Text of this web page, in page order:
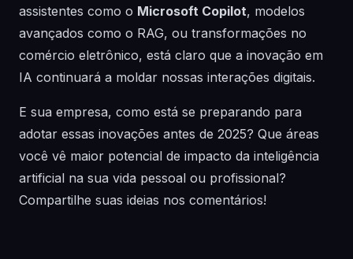
assistentes como o Microsoft Copilot, modelos
avançados como o RAG, ou transformações no
comércio eletrônico, está claro que a inovação em
IA continuará a moldar nossas interações digitais.
E sua empresa, como está se preparando para
adotar essas inovações antes de 2025? Que áreas
você vê maior potencial de impacto da inteligência
artificial na sua vida pessoal ou profissional?
Compartilhe suas ideias nos comentários!